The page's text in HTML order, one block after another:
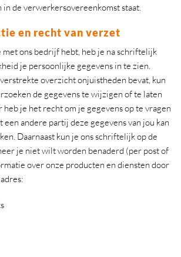
in de verwerkersovereenkomst staat.
en recht van verzet
ons bedrijf hebt, heb je na schriftelijk
je persoonlijke gegevens in te zien.
overzicht onjuistheden bevat, kun
de gegevens te wijzigen of te laten
je het recht om je gegevens op te vragen
een andere partij deze gegevens van jou kan
Daarnaast kun je ons schriftelijk op de
je niet wilt worden benaderd (per post of
over onze producten en diensten door